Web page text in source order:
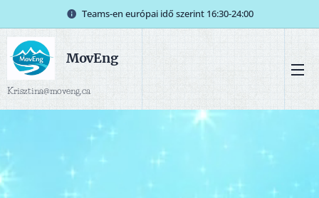
Teams-en európai idő szerint 16:30-24:00
MovEng
Krisztina@moveng.ca